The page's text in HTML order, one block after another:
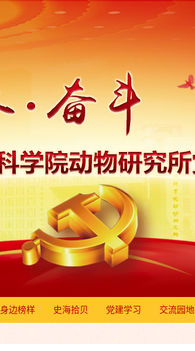
身边榜样 史海拾贝 党建学习 交流园地